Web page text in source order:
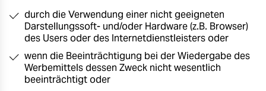
durch die Verwendung einer nicht geeigneten
Darstellungssoft- und/oder Hardware (z.B. Browser)
des Users oder des Internetdienstleisters oder
wenn die Beeinträchtigung bei der Wiedergabe des
Werbemittels dessen Zweck nicht wesentlich
beeinträchtigt oder